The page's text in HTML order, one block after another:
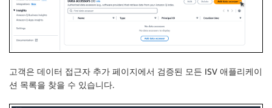
고객은 데이터 접근자 추가 페이지에서 검증된 모든 ISV 애플리케이
션 목록을 찾을 수 있습니다.